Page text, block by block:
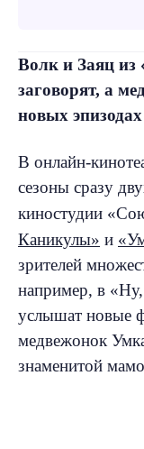
Волк и Заяц из
заговорят, а
новых
В онлайн-
сезоны сразу
киностудии
Каникулы» и
зрителей
например, в
услышат новые
медвежонок
знаменитой